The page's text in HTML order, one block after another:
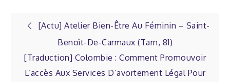
Navigation
de
[Actu] Atelier Bien-Être Au Féminin – Saint-
Benoît-De-Carmaux (Tarn, 81)
[Traduction] Colombie : Comment Promouvoir
L’accès Aux Services D’avortement Légal Pour